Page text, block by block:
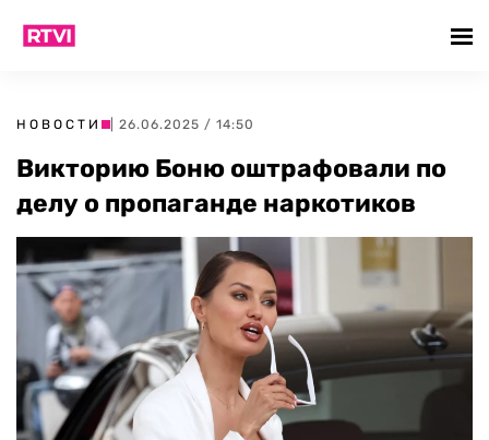
НОВОСТИ | 26.06.2025 / 14:50
Викторию Боню оштрафовали по
делу о пропаганде наркотиков